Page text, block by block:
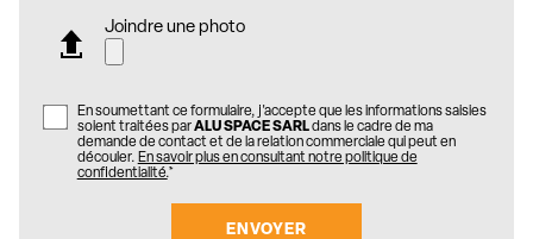
Joindre une photo
En soumettant ce formulaire, j'accepte que les informations saisies
soient traitées parALU SPACE SARLdans le cadre de ma
demande de contact et de la relation commerciale qui peut en
découler. En savoir plus en consultant notre politique de
confidentialité.*